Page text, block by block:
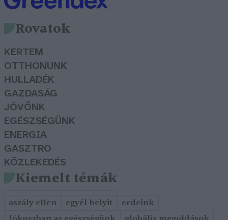
Rovatok
KERTEM
OTTHONUNK
HULLADÉK
GAZDASÁG
JÖVŐNK
EGÉSZSÉGÜNK
ENERGIA
GASZTRO
KÖZLEKEDÉS
Kiemelt témák
aszály ellen egyél helyit
erdeink